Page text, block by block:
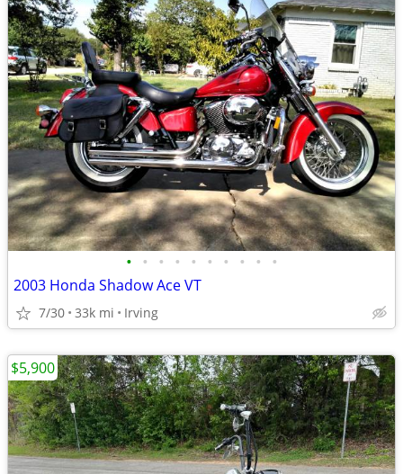
• • • • • • • • • •
2003 Honda Shadow Ace VT
7/30 33k mi Irving
$5,900